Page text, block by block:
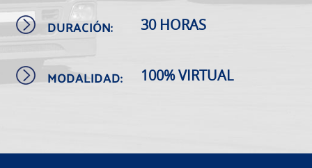
DURACIÓN: 30 HORAS
MODALIDAD: 100% VIRTUAL